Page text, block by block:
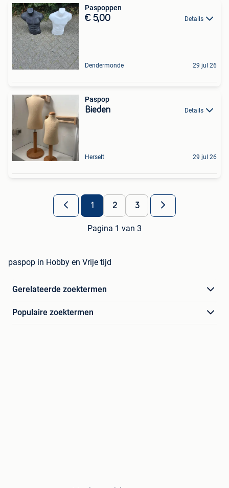
Paspoppen
€ 5,00 Details
Dendermonde 29 jul 26
Paspop
Bieden Details
Herselt 29 jul 26
1 2 3
Pagina 1 van 3
paspop in Hobby en Vrije tijd
Gerelateerde zoektermen
Populaire zoektermen